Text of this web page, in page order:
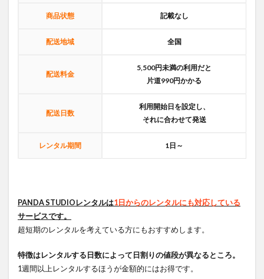
商品状態 記載なし
配送地域 全国
配送料金
5,500円未満の利用だと
片道990円かかる
配送日数
利用開始日を設定し、
それに合わせて発送
レンタル期間 1日～
PANDA STUDIOレンタルは1日からのレンタルにも対応している
サービスです。
超短期のレンタルを考えている方にもおすすめします。
特徴はレンタルする日数によって日割りの値段が異なるところ。
1週間以上レンタルするほうが金額的にはお得です。